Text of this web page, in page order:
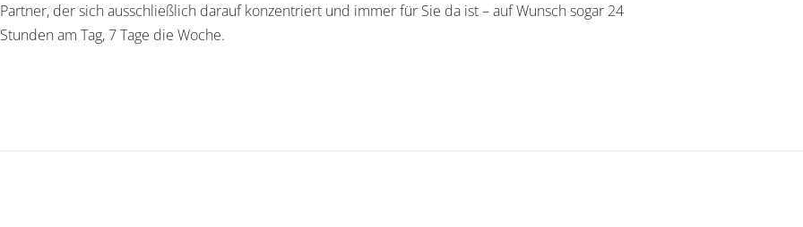
Partner, der sich ausschließlich darauf konzentriert und immer für Sie da ist – auf Wunsch sogar 24
Stunden am Tag, 7 Tage die Woche.